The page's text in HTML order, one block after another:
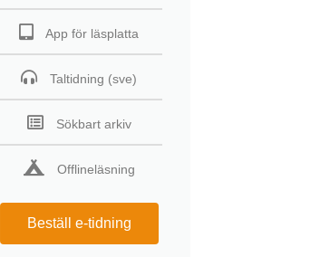
App för läsplatta
Taltidning (sve)
Sökbart arkiv
Offlineläsning
Beställ e-tidning